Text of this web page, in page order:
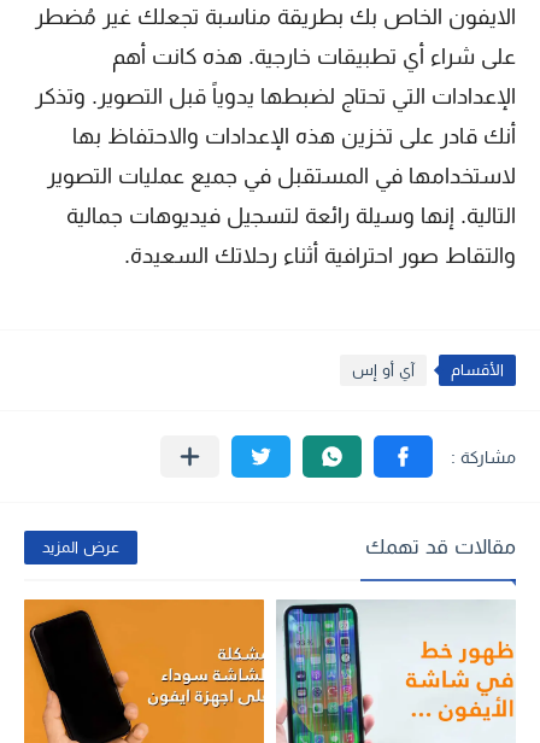
الايفون الخاص بك بطريقة مناسبة تجعلك غير مُضطر
على شراء أي تطبيقات خارجية. هذه كانت أهم
الإعدادات التي تحتاج لضبطها يدوياً قبل التصوير. وتذكر
أنك قادر على تخزين هذه الإعدادات والاحتفاظ بها
لاستخدامها في المستقبل في جميع عمليات التصوير
التالية. إنها وسيلة رائعة لتسجيل فيديوهات جمالية
والتقاط صور احترافية أثناء رحلاتك السعيدة.
الأقسام آي أو إس
مقالات قد تهمك عرض المزيد